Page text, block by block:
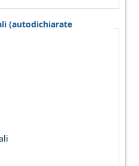
(autodichiarate